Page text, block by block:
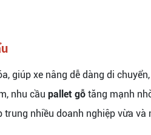
giúp xe nâng dễ dàng di
nhu cầu pallet gỗ tăng mạnh
trung nhiều doanh nghiệp vừa và